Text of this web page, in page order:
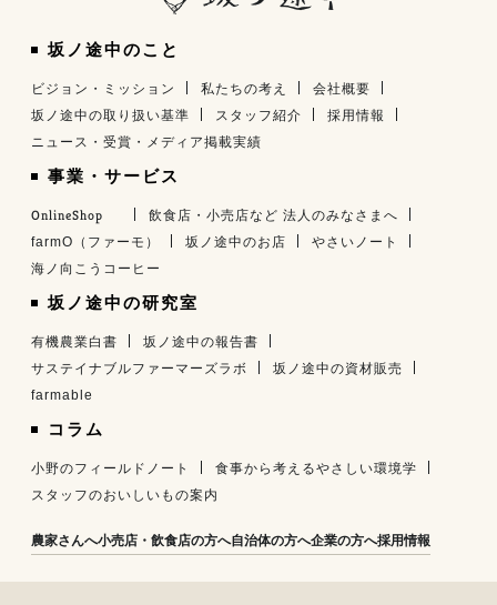
坂ノ途中のこと
ビジョン・ミッション 私たちの考え
会社概要
坂ノ途中の取り扱い基準
スタッフ紹介
採用情報
ニュース・受賞・メディア掲載実績
事業・サービス
OnlineShop
飲食店・小売店など 法人のみなさまへ
farmO（ファーモ）
坂ノ途中のお店
やさいノート
海ノ向こうコーヒー
坂ノ途中の研究室
有機農業白書
坂ノ途中の報告書
サステイナブルファーマーズラボ
坂ノ途中の資材販売
farmable
コラム
小野のフィールドノート
食事から考えるやさしい環境学
スタッフのおいしいもの案内
農家さんへ小売店・飲食店の方へ自治体の方へ企業の方へ採用情報